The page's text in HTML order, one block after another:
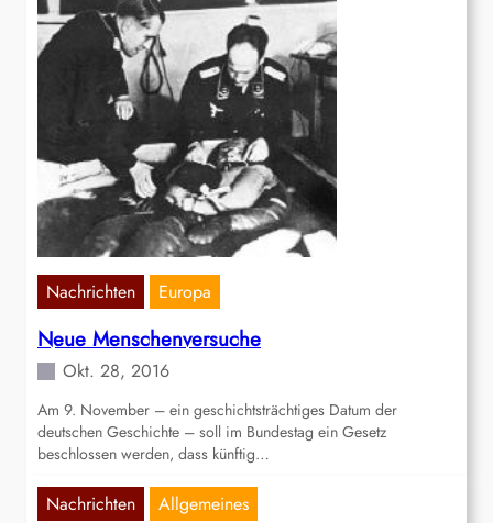
Nachrichten Europa
Neue Menschenversuche
Okt. 28, 2016
Am 9. November – ein geschichtsträchtiges Datum der
deutschen Geschichte – soll im Bundestag ein Gesetz
beschlossen werden, dass künftig…
Nachrichten Allgemeines